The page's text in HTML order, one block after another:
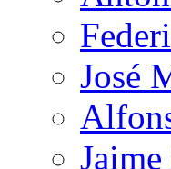
José
Jaime